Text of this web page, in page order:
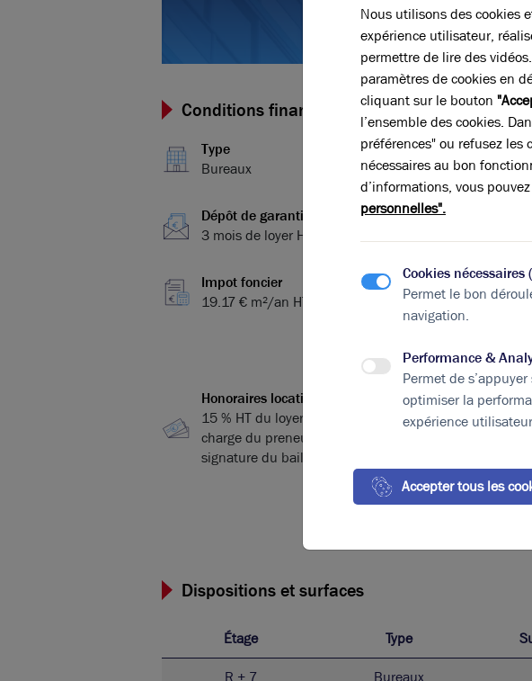
Contactez-nous
Conditions financières et dispositions
Type
Bureaux
Dépôt de garantie
3 mois de loyer HT/HC
Impot foncier
19.17 € m²/an HT
Bail
6-9
Honoraires location
15 % HT du loyer annuel HT à la
charge du preneur, payables à la
signature du bail
pré-
euros
Dispositions et surfaces
Étage Type
Nous utilisons des cookies
expérience utilisateur,
permettre de lire des
paramètres de cookies en
cliquant sur le bouton
l’ensemble des cookies.
préférences" ou refusez les
nécessaires au bon
d’informations, vous
personnelles".
Cookies nécessaires
Permet le bon
navigation.
Performance &
Permet de
optimiser la
expérience
Accepter tous les